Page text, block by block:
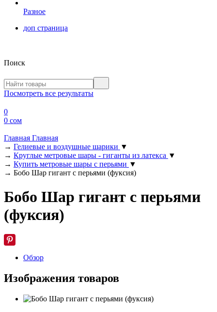
Разное
доп страница
Поиск
Посмотреть все результаты
0
0 сом
Главная Главная
→ Гелиевые и воздушные шарики ▼
→ Круглые метровые шары - гиганты из латекса ▼
→ Купить метровые шары с перьями ▼
→ Бобо Шар гигант с перьями (фуксия)
Бобо Шар гигант с перьями
(фуксия)
Обзор
Изображения товаров